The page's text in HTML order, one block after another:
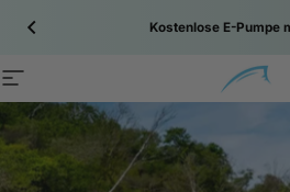
Kostenlose E-Pumpe
Site navigation Bluefin